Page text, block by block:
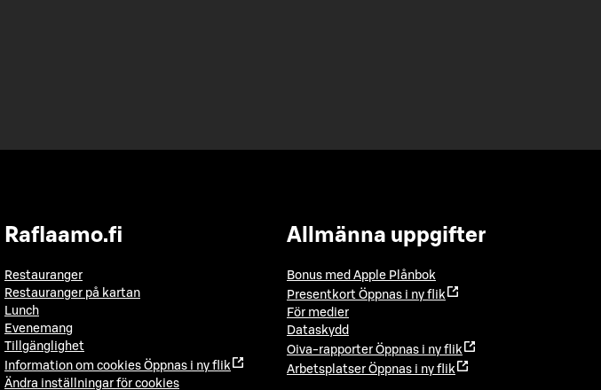
Raflaamo.fi
Restauranger
Restauranger på kartan
Lunch
Evenemang
Tillgänglighet
Information om cookies Öppnas i ny flik
Ändra inställningar för cookies
Allmänna uppgifter
Bonus med Apple Plånbok
Presentkort Öppnas i ny flik
För medier
Dataskydd
Oiva-rapporter Öppnas i ny flik
Arbetsplatser Öppnas i ny flik